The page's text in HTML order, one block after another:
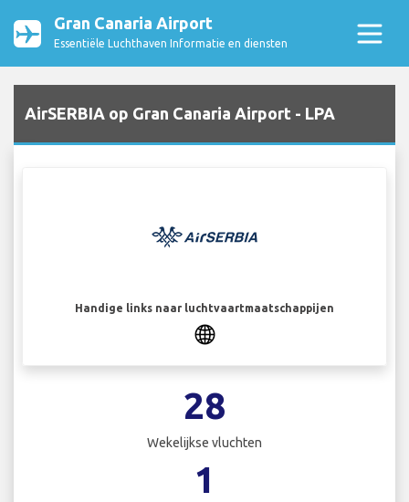
Gran Canaria Airport
Essentiële Luchthaven Informatie en diensten
AirSERBIA op Gran Canaria Airport - LPA
Handige links naar luchtvaartmaatschappijen
28
Wekelijkse vluchten
1